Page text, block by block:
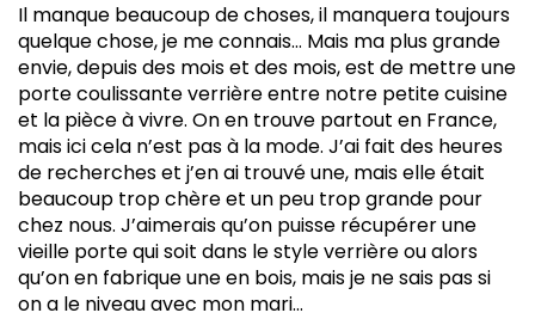
Il manque beaucoup de choses, il manquera toujours
quelque chose, je me connais… Mais ma plus grande
envie, depuis des mois et des mois, est de mettre une
porte coulissante verrière entre notre petite cuisine
et la pièce à vivre. On en trouve partout en France,
mais ici cela n’est pas à la mode. J’ai fait des heures
de recherches et j’en ai trouvé une, mais elle était
beaucoup trop chère et un peu trop grande pour
chez nous. J’aimerais qu’on puisse récupérer une
vieille porte qui soit dans le style verrière ou alors
qu’on en fabrique une en bois, mais je ne sais pas si
on a le niveau avec mon mari…